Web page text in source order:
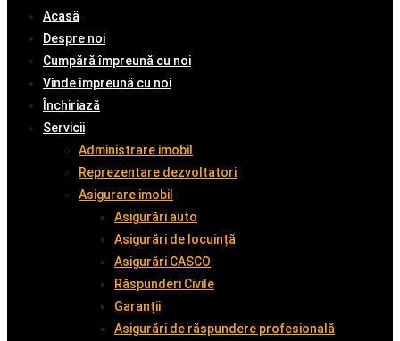
Acasă
Despre noi
Cumpără împreună cu noi
Vinde împreună cu noi
Închiriază
Servicii
Administrare imobil
Reprezentare dezvoltatori
Asigurare imobil
Asigurări auto
Asigurări de locuință
Asigurări CASCO
Răspunderi Civile
Garanții
Asigurări de răspundere profesională